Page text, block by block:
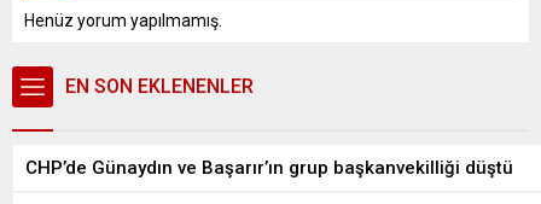
Henüz yorum yapılmamış.
EN SON EKLENENLER
CHP’de Günaydın ve Başarır’ın grup başkanvekilliği düştü